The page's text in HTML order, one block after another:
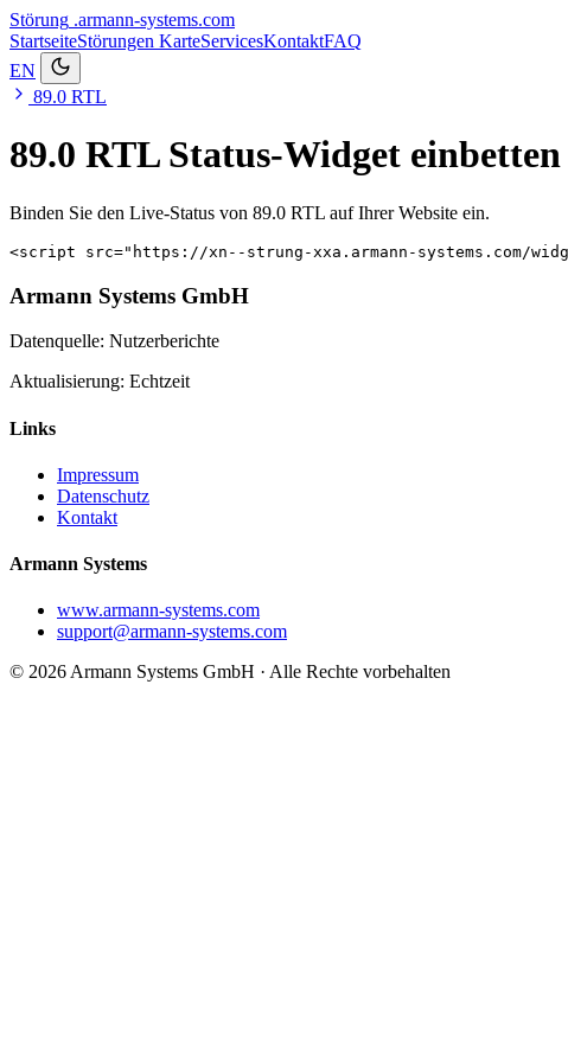
Störung .armann-systems.com
StartseiteStörungen KarteServicesKontaktFAQ
EN
89.0 RTL
89.0 RTL Status-Widget einbetten
Binden Sie den Live-Status von 89.0 RTL auf Ihrer Website ein.
<script src="https://xn--strung-xxa.armann-systems.com/
Armann Systems GmbH
Datenquelle: Nutzerberichte
Aktualisierung: Echtzeit
Links
Impressum
Datenschutz
Kontakt
Armann Systems
www.armann-systems.com
support@armann-systems.com
© 2026 Armann Systems GmbH · Alle Rechte vorbehalten